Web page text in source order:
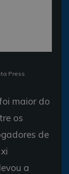
Press
maior do
os
de
a